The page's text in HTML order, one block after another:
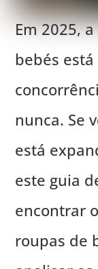
Em 2025,
bebés
nunca. Se
está
este guia
encontrar
roupas de